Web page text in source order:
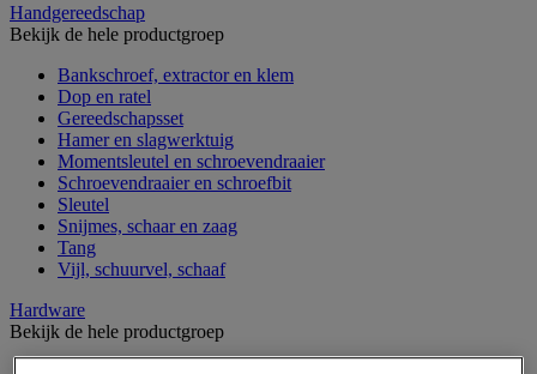
Handgereedschap
Bekijk de hele productgroep
Bankschroef, extractor en klem
Dop en ratel
Gereedschapsset
Hamer en slagwerktuig
Momentsleutel en schroevendraaier
Schroevendraaier en schroefbit
Sleutel
Snijmes, schaar en zaag
Tang
Vijl, schuurvel, schaaf
Hardware
Bekijk de hele productgroep